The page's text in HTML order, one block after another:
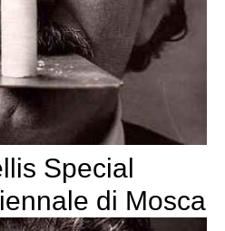
Special
di Mosca